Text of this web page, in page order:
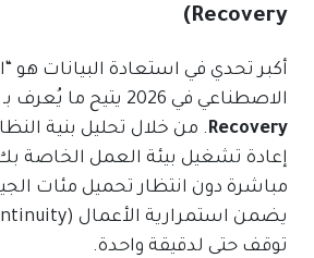
Recovery)
أكبر تحدي في استعادة البيانات هو
الاصطناعي في 2026 يتيح ما يُعرف بـ
Recovery. من خلال تحليل بنية
إعادة تشغيل بيئة العمل الخاصة
مباشرة دون انتظار تحميل مئات
توقف حتى لدقيقة واحدة.